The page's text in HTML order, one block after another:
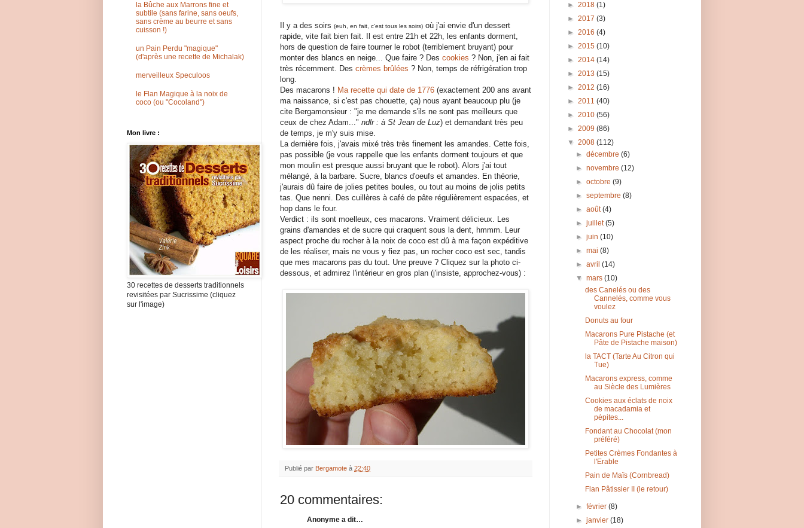
Il y a des soirs (euh, en fait, c'est tous les soirs) où j'ai envie d'un dessert
rapide, vite fait bien fait. Il est entre 21h et 22h, les enfants dorment,
hors de question de faire tourner le robot (terriblement bruyant) pour
monter des blancs en neige... Que faire ? Des cookies ? Non, j'en ai fait
très récemment. Des crèmes brûlées ? Non, temps de réfrigération trop
long.
Des macarons ! Ma recette qui date de 1776 (exactement 200 ans avant
ma naissance, si c'est pas chouette, ça) nous ayant beaucoup plu (je
cite Bergamonsieur : "je me demande s'ils ne sont pas meilleurs que
ceux de chez Adam..." ndlr : à St Jean de Luz) et demandant très peu
de temps, je m'y suis mise.
La dernière fois, j'avais mixé très très finement les amandes. Cette fois,
pas possible (je vous rappelle que les enfants dorment toujours et que
mon moulin est presque aussi bruyant que le robot). Alors j'ai tout
mélangé, à la barbare. Sucre, blancs d'oeufs et amandes. En théorie,
j'aurais dû faire de jolies petites boules, ou tout au moins de jolis petits
tas. Que nenni. Des cuillères à café de pâte régulièrement espacées, et
hop dans le four.
Verdict : ils sont moelleux, ces macarons. Vraiment délicieux. Les
grains d'amandes et de sucre qui craquent sous la dent, hmmm. Leur
aspect proche du rocher à la noix de coco est dû à ma façon expéditive
de les réaliser, mais ne vous y fiez pas, un rocher coco est sec, tandis
que mes macarons pas du tout. Une preuve ? Cliquez sur la photo ci-
dessous, et admirez l'intérieur en gros plan (j'insiste, approchez-vous) :
Publié par Bergamote à 22:40
20 commentaires:
Anonyme a dit…
la Bûche aux Marrons fine et
subtile (sans farine, sans oeufs,
sans crème au beurre et sans
cuisson !)
un Pain Perdu "magique"
(d'après une recette de Michalak)
merveilleux Speculoos
le Flan Magique à la noix de
coco (ou "Cocoland")
Mon livre :
30 recettes de desserts traditionnels
revisitées par Sucrissime (cliquez
sur l'image)
► 2018 (1)
► 2017 (3)
► 2016 (4)
► 2015 (10)
► 2014 (14)
► 2013 (15)
► 2012 (16)
► 2011 (40)
► 2010 (56)
► 2009 (86)
▼ 2008 (112)
►décembre(6)
►novembre(12)
►octobre(9)
►septembre(8)
►août(4)
►juillet(5)
►juin(10)
►mai(8)
►avril(14)
▼mars(10)
des Canelés ou des
Cannelés, comme vous
voulez
Donuts au four
Macarons Pure Pistache (et
Pâte de Pistache maison)
la TACT (Tarte Au Citron qui
Tue)
Macarons express, comme
au Siècle des Lumières
Cookies aux éclats de noix
de macadamia et
pépites...
Fondant au Chocolat (mon
préféré)
Petites Crèmes Fondantes à
l'Erable
Pain de Maïs (Cornbread)
Flan Pâtissier II (le retour)
►février(8)
►janvier(18)